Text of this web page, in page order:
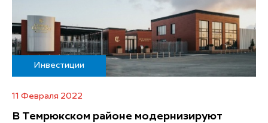
Инвестиции
11 Февраля 2022
В Темрюкском районе модернизируют